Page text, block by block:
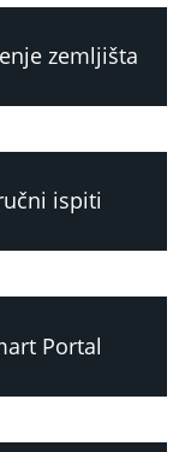
zemljišta
ispiti
Portal